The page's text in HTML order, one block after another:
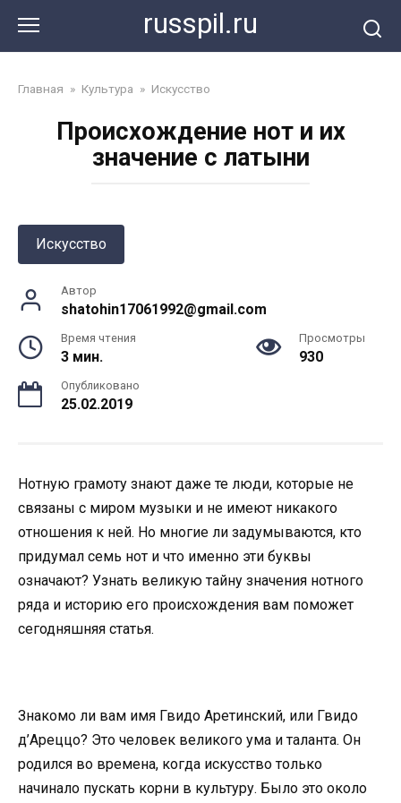
контенту
russpil.ru
Главная » Культура » Искусство
Происхождение нот и их
значение с латыни
Искусство
Автор
shatohin17061992@gmail.com
Время чтения
3 мин.
Просмотры
930
Опубликовано
25.02.2019
Нотную грамоту знают даже те люди, которые не
связаны с миром музыки и не имеют никакого
отношения к ней. Но многие ли задумываются, кто
придумал семь нот и что именно эти буквы
означают? Узнать великую тайну значения нотного
ряда и историю его происхождения вам поможет
сегодняшняя статья.
Знакомо ли вам имя Гвидо Аретинский, или Гвидо
д’Ареццо? Это человек великого ума и таланта. Он
родился во времена, когда искусство только
начинало пускать корни в культуру. Было это около